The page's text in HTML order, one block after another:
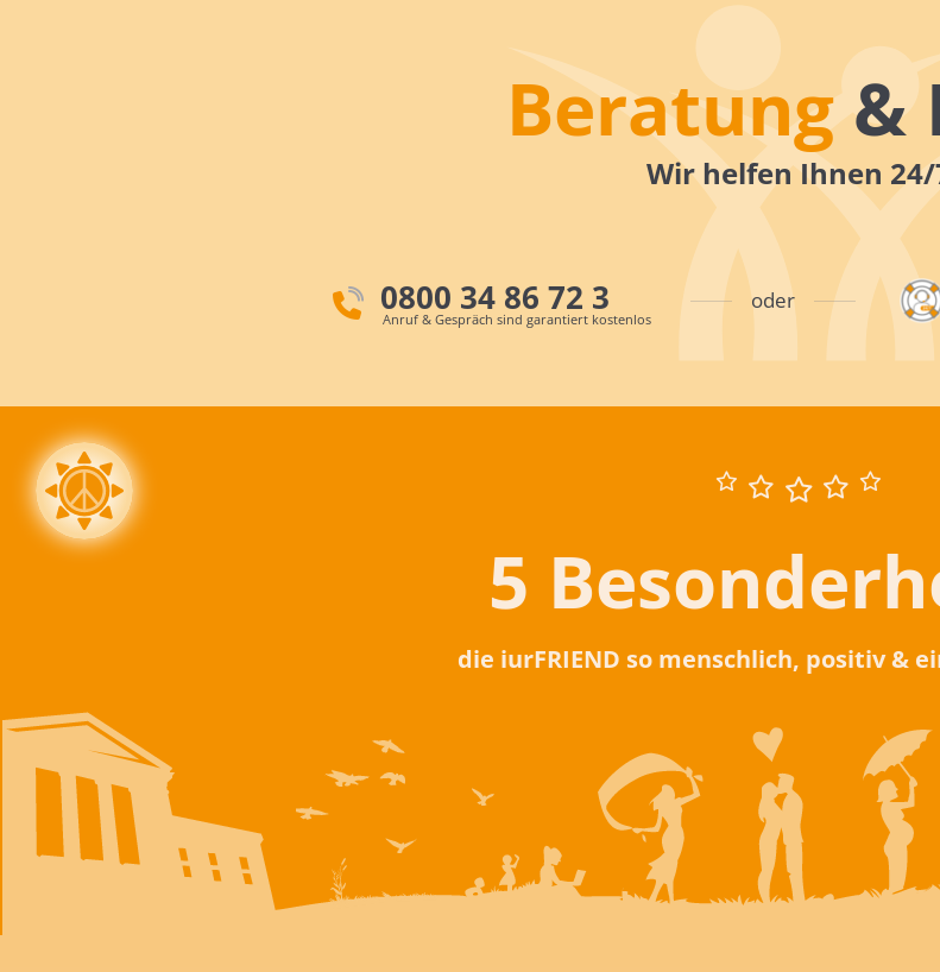
Beratung&
Wir helfen Ihnen
0800 34 86 72 3
Anruf & Gespräch sind garantiert kostenlos
oder
5
die iurFRIEND so menschlich, positiv &